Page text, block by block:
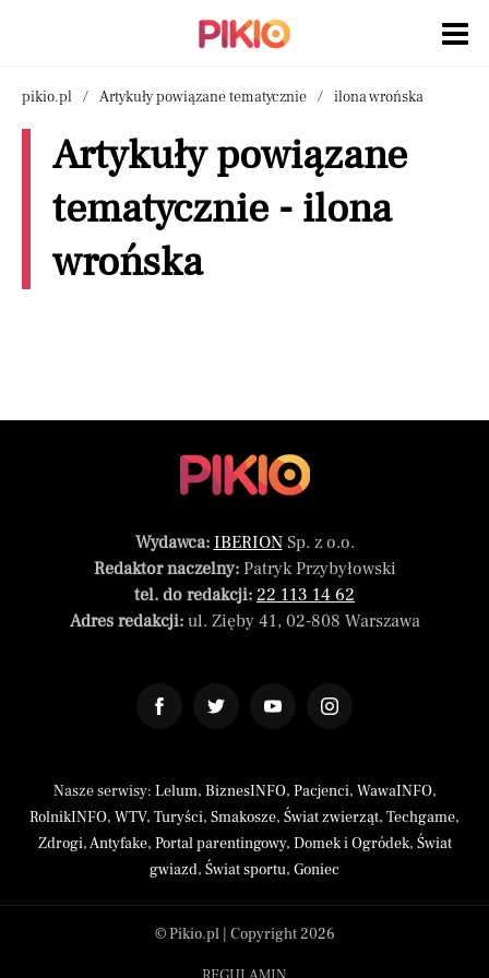
pikio.pl Artykuły powiązane tematycznie ilona wrońska
Artykuły powiązane
tematycznie - ilona
wrońska
Wydawca: IBERIONSp. z o.o.
Redaktor naczelny:Patryk Przybyłowski
tel. do redakcji: 22 113 14 62
Adres redakcji:ul. Zięby 41, 02-808 Warszawa
Nasze serwisy: Lelum, BiznesINFO, Pacjenci, WawaINFO,
RolnikINFO, WTV, Turyści, Smakosze, Świat zwierząt, Techgame,
Zdrogi,Antyfake, Portal parentingowy, Domek i Ogródek, Świat
gwiazd, Świat sportu, Goniec
© Pikio.pl | Copyright 2026